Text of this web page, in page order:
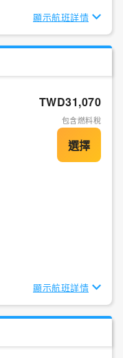
顯示航班詳情
TWD31,070
包含燃料稅
顯示航班詳情